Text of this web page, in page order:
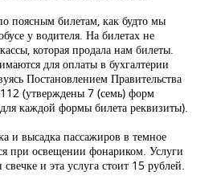
поясным билетам, как будто мы
у водителя. На билетах не
которая продала нам билеты.
для оплаты в бухгалтерии
Постановлением Правительства
(утверждены 7 (семь) форм
каждой формы билета реквизиты).
и высадка пассажиров в темное
при освещении фонариком. Услуги
и эта услуга стоит 15 рублей.